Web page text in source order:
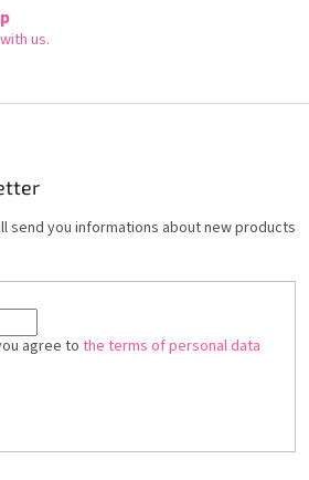
us.
send you informations about new products
agree to the terms of personal data